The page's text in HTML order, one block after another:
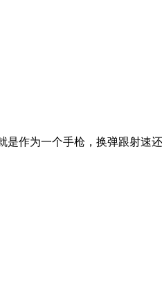
作为一个手枪，换弹跟射速